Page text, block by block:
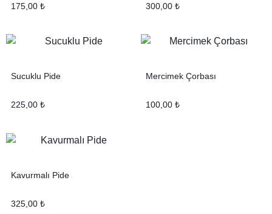
175,00 ₺ 300,00 ₺
Sucuklu Pide
225,00 ₺
Mercimek Çorbası
100,00 ₺
Kavurmalı Pide
325,00 ₺